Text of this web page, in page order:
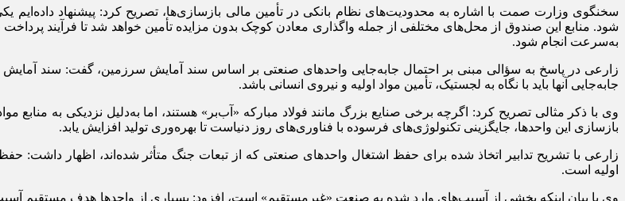
سخنگوی وزارت صمت با اشاره به محدودیت‌های نظام بانکی در تأمین مالی بازسازی‌ها، تصریح کرد: پیشنهاد
شود. منابع این صندوق از محل‌های مختلفی از جمله واگذاری معادن کوچک بدون مزایده تأمین خواهد شد تا فرآیند
به‌سرعت انجام شود.
زارعی در پاسخ به سؤالی مبنی بر احتمال جابه‌جایی واحد‌های صنعتی بر اساس سند آمایش سرزمین، گفت: سند آمایش
جابه‌جایی آنها باید با نگاه به لجستیک، تأمین مواد اولیه و نیروی انسانی باشد.
وی با ذکر مثالی تصریح کرد: اگرچه برخی صنایع بزرگ مانند فولاد مبارکه «آب‌بر» هستند، اما به‌دلیل نزدیکی به منابع
بازسازی این واحدها، جایگزینی تکنولوژی‌های فرسوده با فناوری‌های روز دنیاست تا بهره‌وری تولید افزایش یابد.
زارعی با تشریح تدابیر اتخاذ شده برای حفظ اشتغال واحد‌های صنعتی که از تبعات جنگ متأثر شده‌اند، اظهار داشت: حفظ
اولیه است.
وی با بیان اینکه بخشی از آسیب‌های وارد شده به صنعت «غیرمستقیم» است، افزود: بسیاری از واحد‌ها هدف مستقیم آسیب‌ها